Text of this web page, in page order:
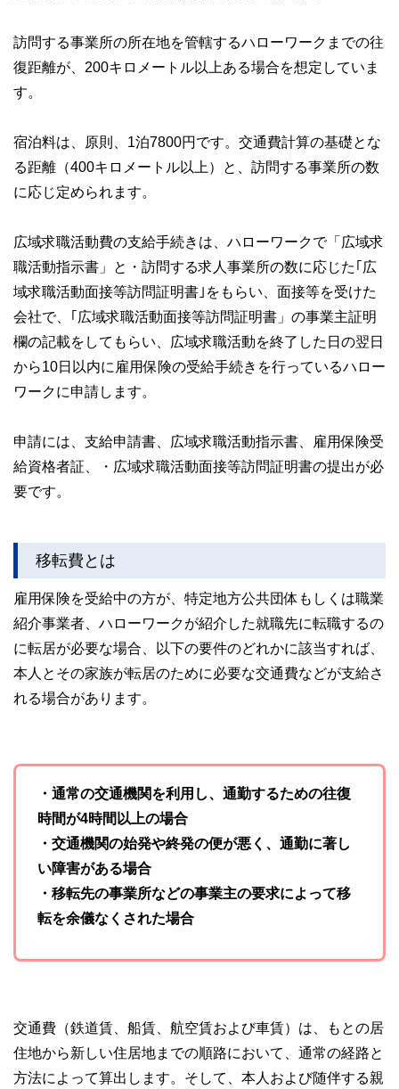
訪問する事業所の所在地を管轄するハローワークまでの往
復距離が、200キロメートル以上ある場合を想定していま
す。
宿泊料は、原則、1泊7800円です。交通費計算の基礎とな
る距離（400キロメートル以上）と、訪問する事業所の数
に応じ定められます。
広域求職活動費の支給手続きは、ハローワークで「広域求
職活動指示書」と・訪問する求人事業所の数に応じた｢広
域求職活動面接等訪問証明書｣をもらい、面接等を受けた
会社で、｢広域求職活動面接等訪問証明書」の事業主証明
欄の記載をしてもらい、広域求職活動を終了した日の翌日
から10日以内に雇用保険の受給手続きを行っているハロー
ワークに申請します。
申請には、支給申請書、広域求職活動指示書、雇用保険受
給資格者証、・広域求職活動面接等訪問証明書の提出が必
要です。
移転費とは
雇用保険を受給中の方が、特定地方公共団体もしくは職業
紹介事業者、ハローワークが紹介した就職先に転職するの
に転居が必要な場合、以下の要件のどれかに該当すれば、
本人とその家族が転居のために必要な交通費などが支給さ
れる場合があります。
・通常の交通機関を利用し、通勤するための往復
時間が4時間以上の場合
・交通機関の始発や終発の便が悪く、通勤に著し
い障害がある場合
・移転先の事業所などの事業主の要求によって移
転を余儀なくされた場合
交通費（鉄道賃、船賃、航空賃および車賃）は、もとの居
住地から新しい住居地までの順路において、通常の経路と
方法によって算出します。そして、本人および随伴する親